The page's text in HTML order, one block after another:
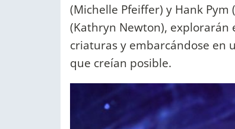
(Michelle Pfeiffer) y Hank Pym
(Kathryn Newton), explorarán
criaturas y embarcándose en
que creían posible.